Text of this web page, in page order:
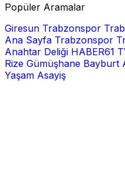
Popüler Aramalar
Giresun Trabzonspor
Ana Sayfa Trabzonspor
Anahtar Deliği HABER61
Rize Gümüşhane Bayburt
Yaşam Asayiş